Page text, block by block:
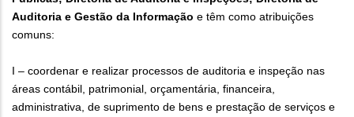
Auditoria e Gestão da Informação e têm como atribuições
comuns:
I – coordenar e realizar processos de auditoria e inspeção nas
áreas contábil, patrimonial, orçamentária, financeira,
administrativa, de suprimento de bens e prestação de serviços e